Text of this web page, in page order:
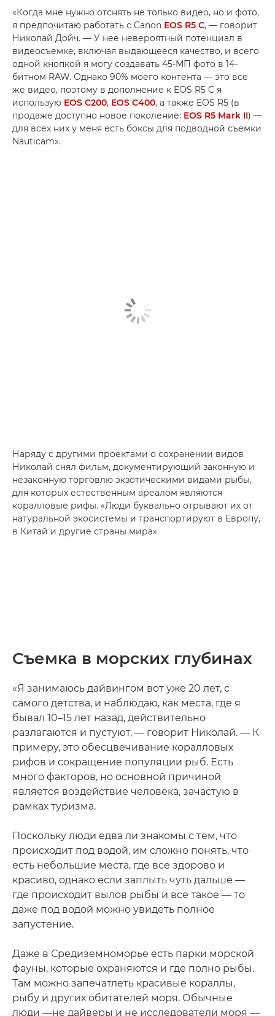
«Когда мне нужно отснять не только видео, но и фото,
я предпочитаю работать с Canon EOS R5 C, — говорит
Николай Дойч. — У нее невероятный потенциал в
видеосъемке, включая выдающееся качество, и всего
одной кнопкой я могу создавать 45-МП фото в 14-
битном RAW. Однако 90% моего контента — это все
же видео, поэтому в дополнение к EOS R5 C я
использую EOS C200, EOS C400, а также EOS R5 (в
продаже доступно новое поколение: EOS R5 Mark II) —
для всех них у меня есть боксы для подводной съемки
Nauticam».
Наряду с другими проектами о сохранении видов
Николай снял фильм, документирующий законную и
незаконную торговлю экзотическими видами рыбы,
для которых естественным ареалом являются
коралловые рифы. «Люди буквально отрывают их от
натуральной экосистемы и транспортируют в Европу,
в Китай и другие страны мира».
Съемка в морских глубинах
«Я занимаюсь дайвингом вот уже 20 лет, с
самого детства, и наблюдаю, как места, где я
бывал 10–15 лет назад, действительно
разлагаются и пустуют, — говорит Николай. — К
примеру, это обесцвечивание коралловых
рифов и сокращение популяции рыб. Есть
много факторов, но основной причиной
является воздействие человека, зачастую в
рамках туризма.
Поскольку люди едва ли знакомы с тем, что
происходит под водой, им сложно понять, что
есть небольшие места, где все здорово и
красиво, однако если заплыть чуть дальше —
где происходит вылов рыбы и все такое — то
даже под водой можно увидеть полное
запустение.
Даже в Средиземноморье есть парки морской
фауны, которые охраняются и где полно рыбы.
Там можно запечатлеть красивые кораллы,
рыбу и других обитателей моря. Обычные
люди —не дайверы и не исследователи моря —